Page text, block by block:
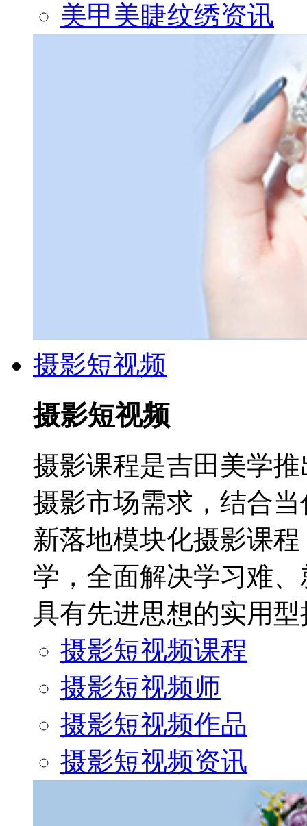
美甲美睫纹绣资讯
摄影短视频
摄影短视频
摄影课程是吉田美学
摄影市场需求，结合
新落地模块化摄影课
学，全面解决学习难
具有先进思想的实用
摄影短视频课程
摄影短视频师
摄影短视频作品
摄影短视频资讯